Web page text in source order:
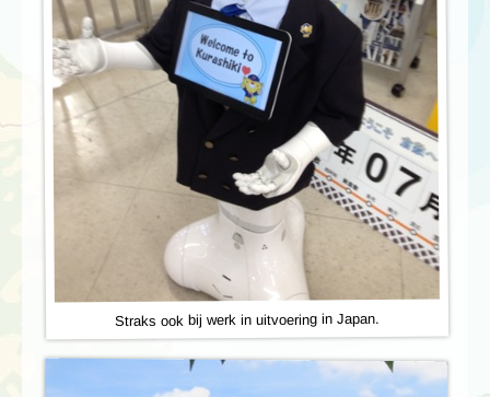
Straks ook bij werk in uitvoering in Japan.